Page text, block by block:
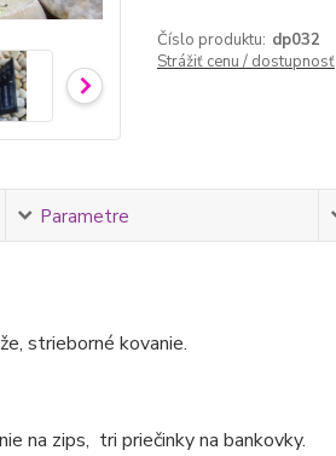
Číslo produktu: dp032
Strážiť cenu / dostupnosť
Parametre
strieborné kovanie.
na zips, tri priečinky na bankovky.